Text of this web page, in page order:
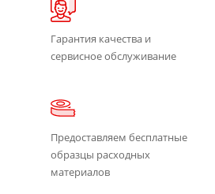
Гарантия качества и
сервисное обслуживание
Предоставляем бесплатные
образцы расходных
материалов